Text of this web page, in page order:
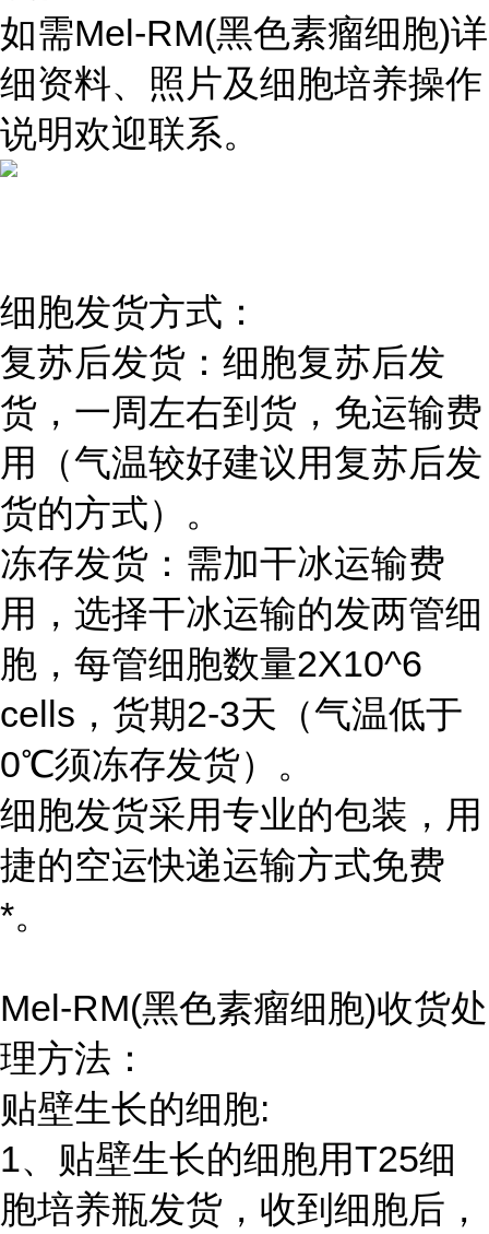
如需Mel-RM(黑色素瘤细胞)详
细资料、照片及细胞培养操作
说明欢迎联系。
细胞发货方式：
复苏后发货：细胞复苏后发
货，一周左右到货，免运输费
用（气温较好建议用复苏后发
货的方式）。
冻存发货：需加干冰运输费
用，选择干冰运输的发两管细
胞，每管细胞数量2X10^6
cells，货期2-3天（气温低于
0℃须冻存发货）。
细胞发货采用专业的包装，用
捷的空运快递运输方式免费
*。
Mel-RM(黑色素瘤细胞)收货处
理方法：
贴壁生长的细胞:
1、贴壁生长的细胞用T25细
胞培养瓶发货，收到细胞后，